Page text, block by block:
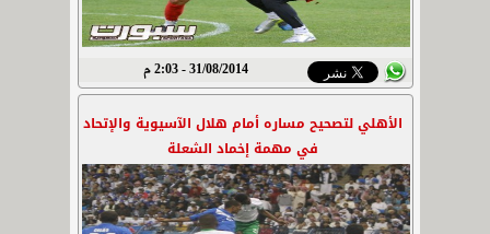
31/08/2014 - 2:03 م
الأهلي لتصحيح مساره أمام هلال الآسيوية والإتحاد
في مهمة إخماد الشعلة